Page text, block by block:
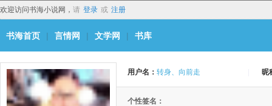
欢迎访问书海小说网， 请 登录 或 注册
书海首页 | 言情网 | 文学网 | 书库
用户名： 转身、向前走 昵
个性签名：